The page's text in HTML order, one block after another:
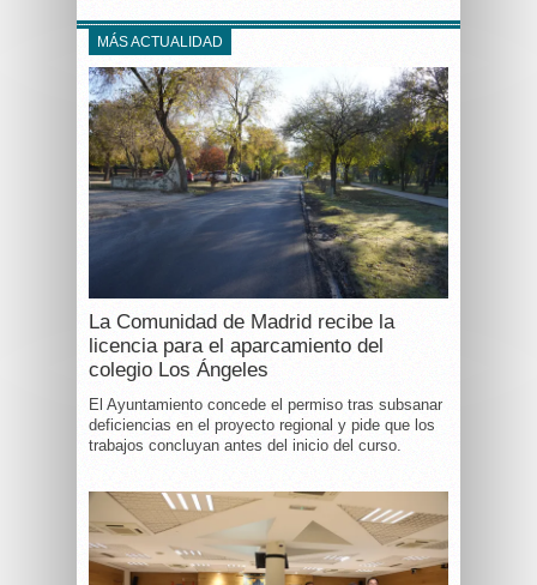
MÁS ACTUALIDAD
La Comunidad de Madrid recibe la
licencia para el aparcamiento del
colegio Los Ángeles
El Ayuntamiento concede el permiso tras subsanar
deficiencias en el proyecto regional y pide que los
trabajos concluyan antes del inicio del curso.